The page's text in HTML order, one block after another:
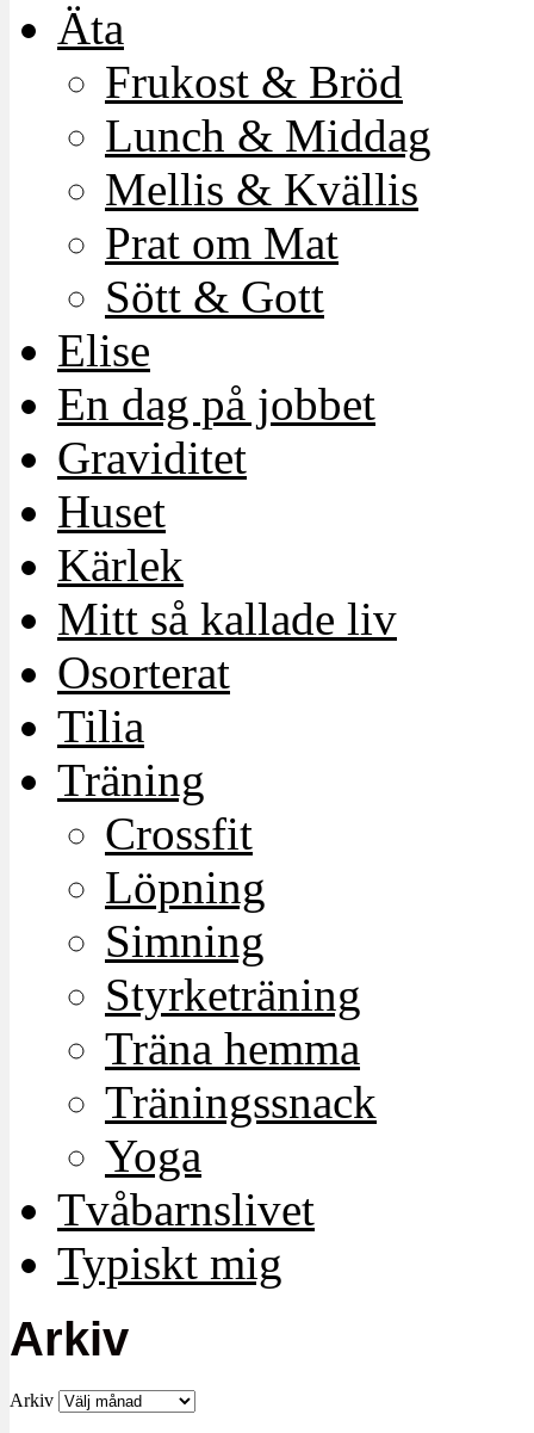
Äta
Frukost & Bröd
Lunch & Middag
Mellis & Kvällis
Prat om Mat
Sött & Gott
Elise
En dag på jobbet
Graviditet
Huset
Kärlek
Mitt så kallade liv
Osorterat
Tilia
Träning
Crossfit
Löpning
Simning
Styrketräning
Träna hemma
Träningssnack
Yoga
Tvåbarnslivet
Typiskt mig
Arkiv
Arkiv